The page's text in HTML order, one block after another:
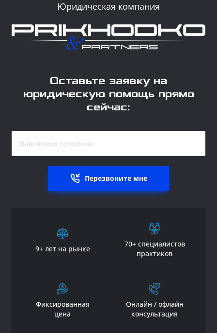
Юридическая компания
Оставьте заявку на
юридическую помощь прямо
сейчас:
Перезвоните мне
9+ лет на рынке
70+ специалистов
практиков
Фиксированная
цена
Онлайн / офлайн
консультация